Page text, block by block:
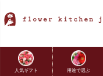
人気ギフト 用途で選ぶ